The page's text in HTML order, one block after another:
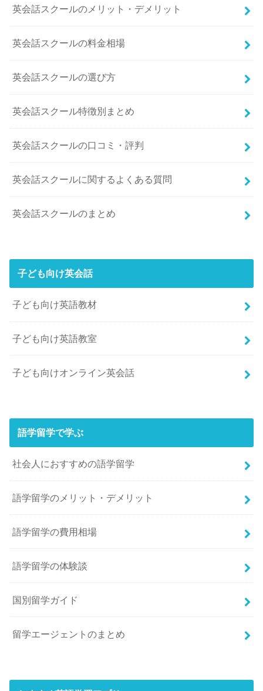
英会話スクールのメリット・デメリット
英会話スクールの料金相場
英会話スクールの選び方
英会話スクール特徴別まとめ
英会話スクールの口コミ・評判
英会話スクールに関するよくある質問
英会話スクールのまとめ
子ども向け英会話
子ども向け英語教材
子ども向け英語教室
子ども向けオンライン英会話
語学留学で学ぶ
社会人におすすめの語学留学
語学留学のメリット・デメリット
語学留学の費用相場
語学留学の体験談
国別留学ガイド
留学エージェントのまとめ